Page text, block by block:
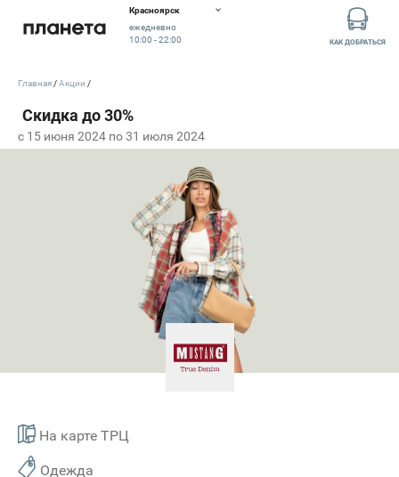
Красноярск
ежедневно
10:00 - 22:00
КАК ДОБРАТЬСЯ
c 15 июня 2024 по 31 июля 2024
На карте ТРЦ
Одежда
Главная Акции